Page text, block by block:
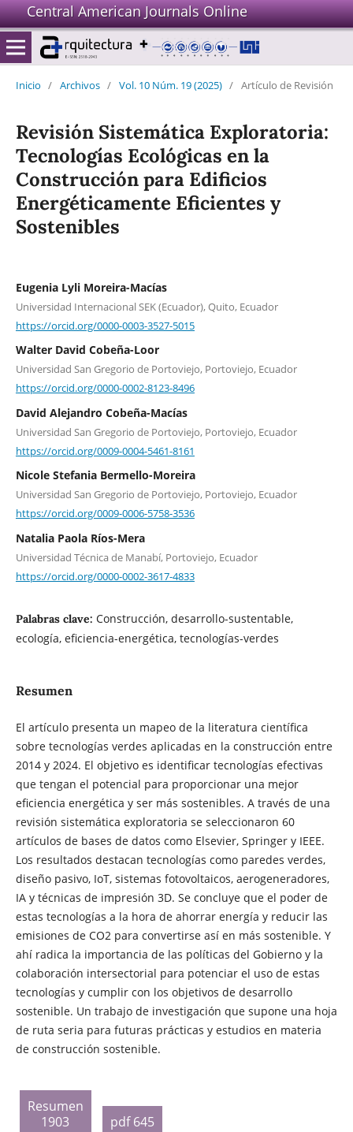
Central American Journals Online
Inicio / Archivos / Vol. 10 Núm. 19 (2025) / Artículo de Revisión
Revisión Sistemática Exploratoria:
Tecnologías Ecológicas en la
Construcción para Edificios
Energéticamente Eficientes y
Sostenibles
Eugenia Lyli Moreira-Macías
Universidad Internacional SEK (Ecuador), Quito, Ecuador
https://orcid.org/0000-0003-3527-5015
Walter David Cobeña-Loor
Universidad San Gregorio de Portoviejo, Portoviejo, Ecuador
https://orcid.org/0000-0002-8123-8496
David Alejandro Cobeña-Macías
Universidad San Gregorio de Portoviejo, Portoviejo, Ecuador
https://orcid.org/0009-0004-5461-8161
Nicole Stefania Bermello-Moreira
Universidad San Gregorio de Portoviejo, Portoviejo, Ecuador
https://orcid.org/0009-0006-5758-3536
Natalia Paola Ríos-Mera
Universidad Técnica de Manabí, Portoviejo, Ecuador
https://orcid.org/0000-0002-3617-4833
Palabras clave: Construcción, desarrollo-sustentable,
ecología, eficiencia-energética, tecnologías-verdes
Resumen
El artículo presenta un mapeo de la literatura científica
sobre tecnologías verdes aplicadas en la construcción entre
2014 y 2024. El objetivo es identificar tecnologías efectivas
que tengan el potencial para proporcionar una mejor
eficiencia energética y ser más sostenibles. A través de una
revisión sistemática exploratoria se seleccionaron 60
artículos de bases de datos como Elsevier, Springer y IEEE.
Los resultados destacan tecnologías como paredes verdes,
diseño pasivo, IoT, sistemas fotovoltaicos, aerogeneradores,
IA y técnicas de impresión 3D. Se concluye que el poder de
estas tecnologías a la hora de ahorrar energía y reducir las
emisiones de CO2 para convertirse así en más sostenible. Y
ahí radica la importancia de las políticas del Gobierno y la
colaboración intersectorial para potenciar el uso de estas
tecnologías y cumplir con los objetivos de desarrollo
sostenible. Un trabajo de investigación que supone una hoja
de ruta seria para futuras prácticas y estudios en materia
de construcción sostenible.
Resumen
1903
pdf 645